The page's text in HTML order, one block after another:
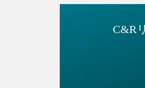
C&R